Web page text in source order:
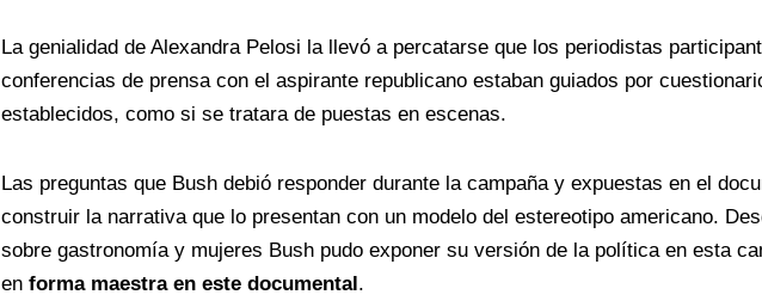
La genialidad de Alexandra Pelosi la llevó a percatarse que los periodistas
conferencias de prensa con el aspirante republicano estaban guiados por
establecidos, como si se tratara de puestas en escenas.
Las preguntas que Bush debió responder durante la campaña y expuestas en el
construir la narrativa que lo presentan con un modelo del estereotipo americano.
sobre gastronomía y mujeres Bush pudo exponer su versión de la política en esta
en forma maestra en este documental.